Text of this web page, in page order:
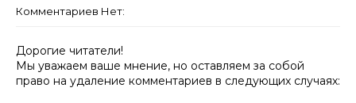
Комментариев Нет:
Дорогие читатели!
Мы уважаем ваше мнение, но оставляем за собой
право на удаление комментариев в следующих случаях: